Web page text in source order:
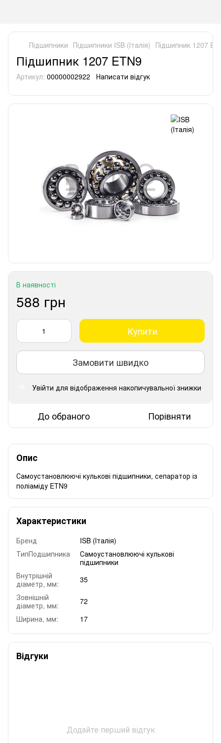
Підшипники Підшипники ISB (Італія) Підшипник 1207
Підшипник 1207 ETN9
Артикул: 00000002922 Написати відгук
В наявності
588 грн
Купити
Замовити швидко
Увійти для відображення накопичувальної знижки
До обраного Порівняти
Опис
Самоустановлюючі кулькові підшипники, сепаратор із
поліаміду ETN9
Характеристики
Бренд
ISB (Італія)
ТипПодшипника
Самоустановлюючі кулькові
підшипники
Внутрішній
діаметр, мм:
35
Зовнішній
діаметр, мм:
72
Ширина, мм:
17
Відгуки
Додайте перший відгук